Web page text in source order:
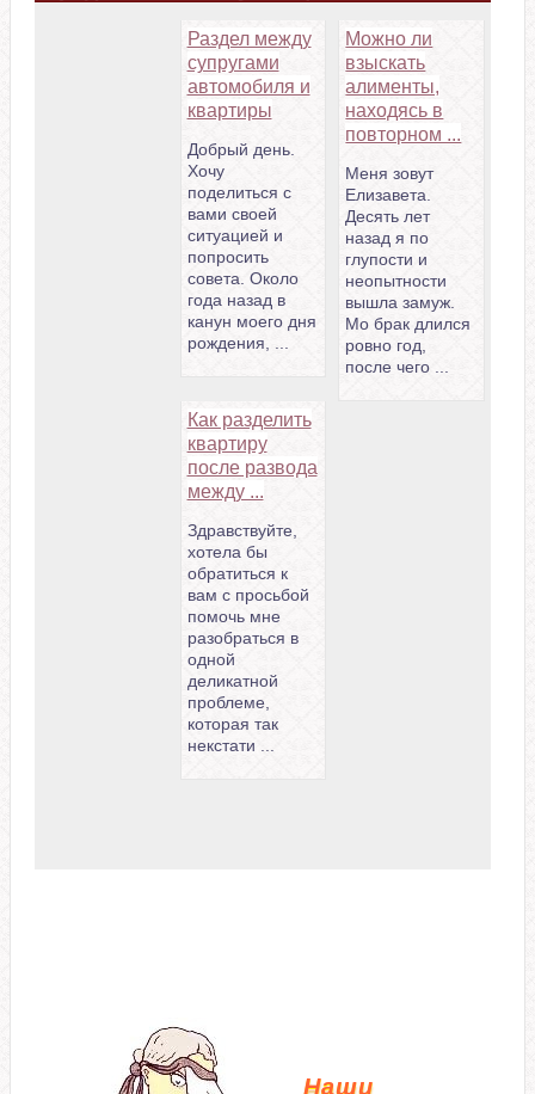
Можно ли
взыскать
алименты,
находясь в
повторном ...
Меня зовут
Елизавета.
Десять лет
назад я по
глупости и
неопытности
вышла замуж.
Мо брак длился
ровно год,
после чего ...
Раздел между
супругами
автомобиля и
квартиры
Добрый день.
Хочу
поделиться с
вами своей
ситуацией и
попросить
совета. Около
года назад в
канун моего дня
рождения, ...
Как разделить
квартиру
после развода
между ...
Здравствуйте,
хотела бы
обратиться к
вам с просьбой
помочь мне
разобраться в
одной
деликатной
проблеме,
которая так
некстати ...
Наши